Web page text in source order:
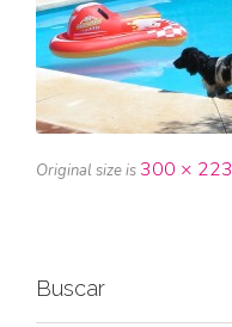
Original size is 300 × 223
Buscar